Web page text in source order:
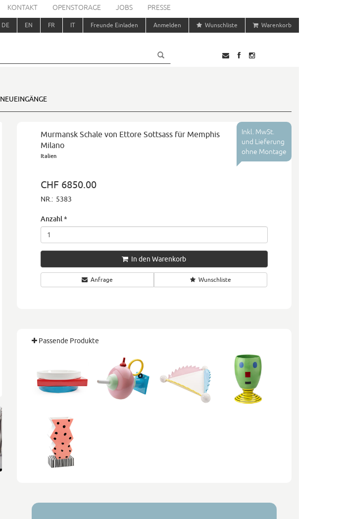
KONTAKT OPENSTORAGE JOBS PRESSE
DE EN FR IT Freunde Einladen Anmelden Wunschliste Warenkorb
NEUEINGÄNGE
Inkl. MwSt.
und Lieferung
ohne Montage
Murmansk Schale von Ettore Sottsass für Memphis
Milano
Italien
CHF 6850.00
NR.: 5383
Anzahl *
In den Warenkorb
Anfrage Wunschliste
Passende Produkte